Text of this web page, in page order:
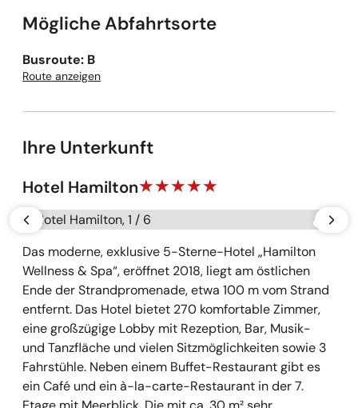
Mögliche Abfahrtsorte
Busroute: B
Route anzeigen
Ihre Unterkunft
Hotel Hamilton
Galerie überspringen
vorherige
Das moderne, exklusive 5-Sterne-Hotel „Hamilton
Wellness & Spa“, eröffnet 2018, liegt am östlichen
Ende der Strandpromenade, etwa 100 m vom Strand
entfernt. Das Hotel bietet 270 komfortable Zimmer,
eine großzügige Lobby mit Rezeption, Bar, Musik-
und Tanzfläche und vielen Sitzmöglichkeiten sowie 3
Fahrstühle. Neben einem Buffet-Restaurant gibt es
ein Café und ein à-la-carte-Restaurant in der 7.